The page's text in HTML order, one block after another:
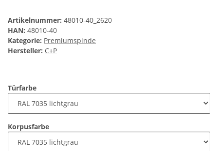
Artikelnummer: 48010-40_2620
HAN: 48010-40
Kategorie: Premiumspinde
Hersteller: C+P
Türfarbe
Korpusfarbe